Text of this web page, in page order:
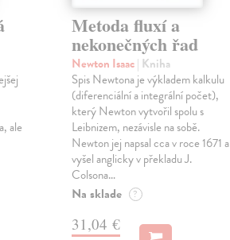
ale
Metoda fluxí a
nekonečných řad
Newton Isaac| Kniha
Spis Newtona je výkladem kalkulu
(diferenciální a integrální počet),
který Newton vytvořil spolu s
Leibnizem, nezávisle na sobě.
Newton jej napsal cca v roce 1671 a
vyšel anglicky v překladu J.
Colsona…
Na sklade ?
31,04 €